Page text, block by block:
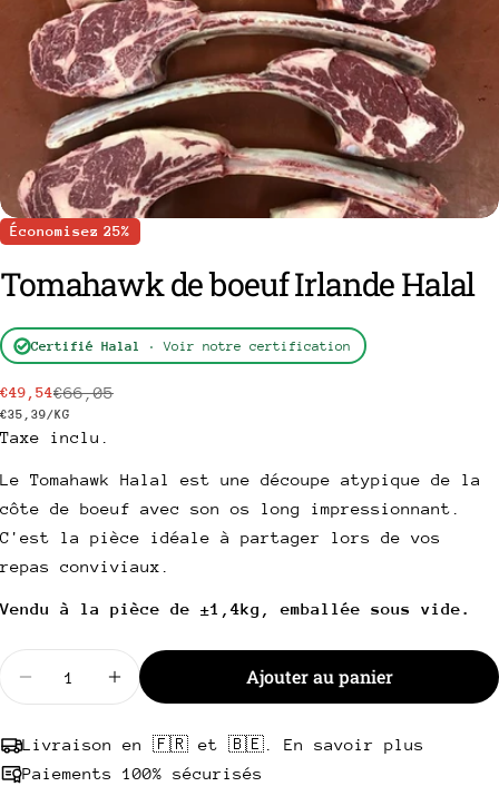
Économisez 25%
Tomahawk de boeuf Irlande Halal
Certifié Halal · Voir notre certification
Prix
de
€49,54
Prix
habituel
€66,05
PRIX
UNITAIRE
€35,39/PAR
KG
Taxe inclu.
Le Tomahawk Halal est une découpe atypique de la
côte de boeuf avec son os long impressionnant.
C'est la pièce idéale à partager lors de vos
repas conviviaux.
Vendu à la pièce de ±1,4kg, emballée sous vide.
Diminuer la quantité pour Tomahawk de boeuf
Augmenter la quantité pour Tomahawk
Ajouter au panier
Livraison en 🇫🇷 et 🇧🇪. En savoir plus
Paiements 100% sécurisés
Partager ce produit
Partager
Copie
sur
sur
sur
poser une question
nom
Votre
Votre
Les champs marqués * sont obligatoires.